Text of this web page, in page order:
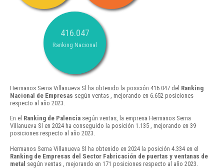
416.047
Ranking Nacional
Hermanos Serna Villanueva Sl ha obtenido la posición 416.047 del Ranking
Nacional de Empresas según ventas , mejorando en 6.652 posiciones
respecto al año 2023.
En el Ranking de Palencia según ventas, la empresa Hermanos Serna
Villanueva Sl en 2024 ha conseguido la posición 1.135 , mejorando en 39
posiciones respecto al año 2023.
Hermanos Serna Villanueva Sl ha obtenido en 2024 la posición 4.334 en el
Ranking de Empresas del Sector Fabricación de puertas y ventanas de
metal según ventas , mejorando en 171 posiciones respecto al año 2023.